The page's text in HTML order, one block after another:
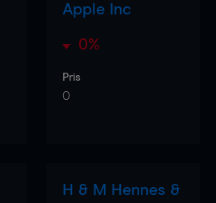
Apple Inc
0%
Pris
0
H & M Hennes &